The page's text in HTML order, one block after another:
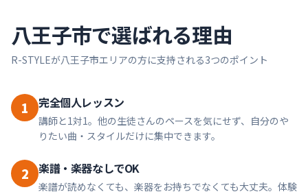
八王子市で選ばれる理由
R-STYLEが八王子市エリアの方に支持される3つのポイント
1 完全個人レッスン
講師と1対1。他の生徒さんのペースを気にせず、自分のや
りたい曲・スタイルだけに集中できます。
2 楽譜・楽器なしでOK
楽譜が読めなくても、楽器をお持ちでなくても大丈夫。体験